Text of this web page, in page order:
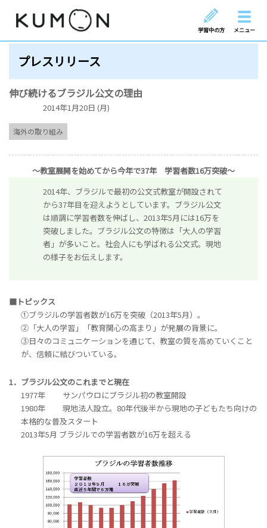
学習中の方 メニュー
プレスリリース
伸び続けるブラジル公文の理由
2014年1月20日 (月)
海外の取り組み
～教室展開を始めてから今年で37年 学習者数16万突破～
2014年、ブラジルで最初の公文式教室が開設されて
から37年目を迎えようとしています。ブラジル公文
は順調に学習者数を伸ばし、2013年5月には16万を
突破しました。ブラジル公文の特徴は「大人の学習
者」が多いこと。社会人にも学ばれる公文式。現地
の様子をお伝えします。
■トピックス
①ブラジルの学習者数が16万を突破（2013年5月）。
②「大人の学習」「教育関心の高まり」が発展の背景に。
③日々のコミュニケーションを通じて、教室の質を高めていくこと
が、信頼に結びついている。
1．ブラジル公文のこれまでと現在
1977年 サンパウロにブラジル初の教室開設
1980年 現地法人設立。80年代後半から現地の子どもたち向けの
本格的な普及スタート
2013年5月 ブラジルでの学習者数が16万を超える